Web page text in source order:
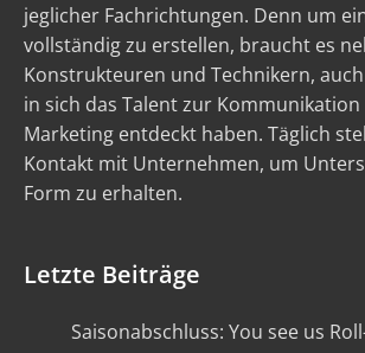
jeglicher Fachrichtungen. Denn um
vollständig zu erstellen, braucht es
Konstrukteuren und Technikern,
in sich das Talent zur
Marketing entdeckt haben. Täglich
Kontakt mit Unternehmen, um
Form zu erhalten.
Letzte Beiträge
Saisonabschluss: You see us